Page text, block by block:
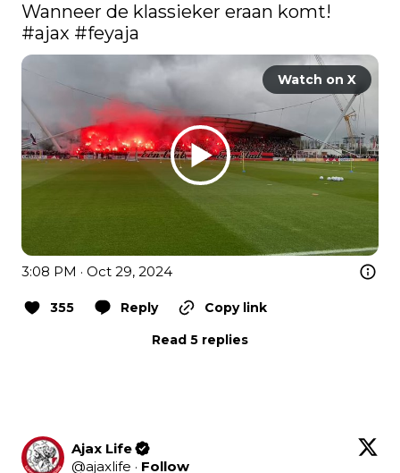
#ajax #feyaja
Watch on X
3:08 PM · Oct 29, 2024
355 Reply
Copy link
Read 5 replies
Ajax Life
@ajaxlife · Follow